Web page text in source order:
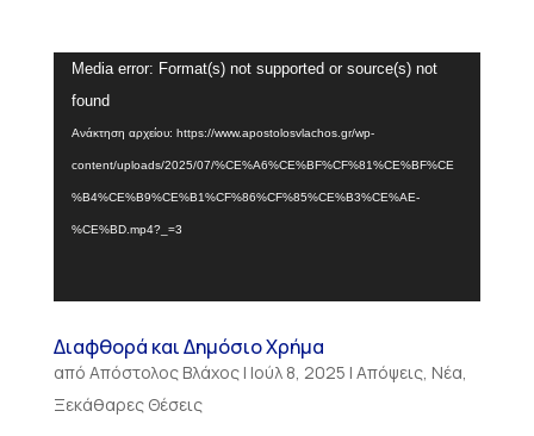
Πρόγραμμα
Αναπαραγωγής
Βίντεο
Media error: Format(s) not supported or source(s) not
found
Ανάκτηση αρχείου: https://www.apostolosvlachos.gr/wp-
content/uploads/2025/07/%CE%A6%CE%BF%CF%81%CE%BF%CE
%B4%CE%B9%CE%B1%CF%86%CF%85%CE%B3%CE%AE-
%CE%BD.mp4?_=3
Διαφθορά και Δημόσιο Χρήμα
από Απόστολος Βλάχος| Ιούλ 8, 2025 | Απόψεις, Νέα
Ξεκάθαρες Θέσεις